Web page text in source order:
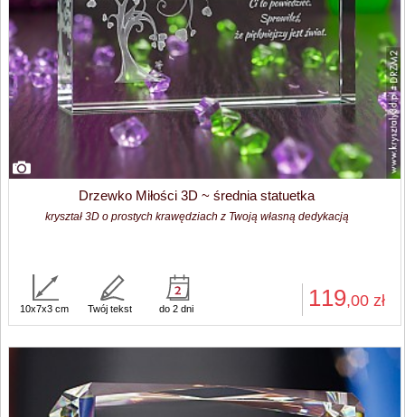
Drzewko Miłości 3D ~ średnia statuetka
kryształ 3D o prostych krawędziach z Twoją własną dedykacją
119,00 zł
10x7x3 cm Twój tekst do 2 dni